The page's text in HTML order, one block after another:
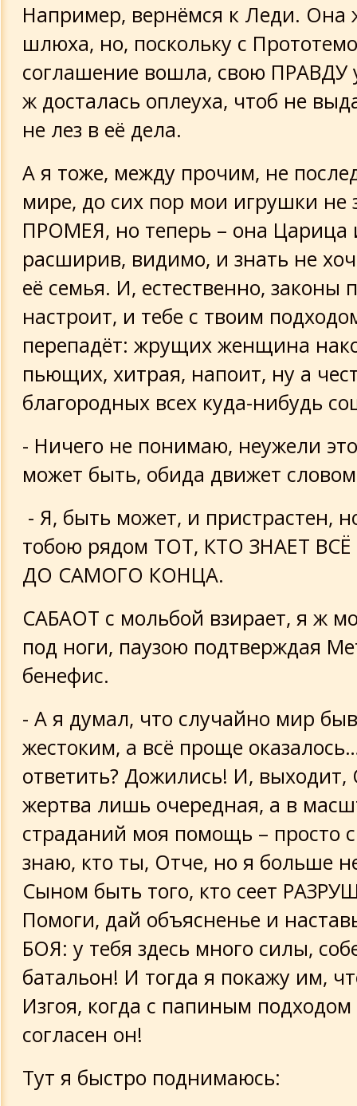
Например, вернёмся к Леди.
шлюха, но, поскольку с
соглашение вошла, свою ПРАВДУ
ж досталась оплеуха, чтоб не
не лез в её дела.
А я тоже, между прочим, не
мире, до сих пор мои игрушки не
ПРОМЕЯ, но теперь – она Царица
расширив, видимо, и знать не
её семья. И, естественно, законы
настроит, и тебе с твоим
перепадёт: жрущих женщина
пьющих, хитрая, напоит, ну а
благородных всех куда-нибудь
- Ничего не понимаю, неужели
может быть, обида движет
- Я, быть может, и пристрастен,
тобою рядом ТОТ, КТО ЗНАЕТ
ДО САМОГО КОНЦА.
САБАОТ с мольбой взирает, я ж
под ноги, паузою подтверждая
бенефис.
- А я думал, что случайно мир
жестоким, а всё проще
ответить? Дожились! И,
жертва лишь очередная, а в
страданий моя помощь – просто
знаю, кто ты, Отче, но я больше
Сыном быть того, кто сеет
Помоги, дай объясненье и
БОЯ: у тебя здесь много силы,
батальон! И тогда я покажу им,
Изгоя, когда с папиным
согласен он!
Тут я быстро поднимаюсь: